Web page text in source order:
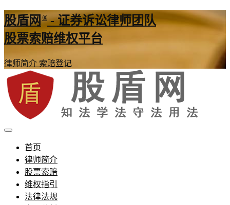
股盾网®- 证券诉讼律师团队
股票索赔维权平台
律师简介 索赔登记
股盾网
证券股票维权网
首页
律师简介
股票索赔
维权指引
法律法规